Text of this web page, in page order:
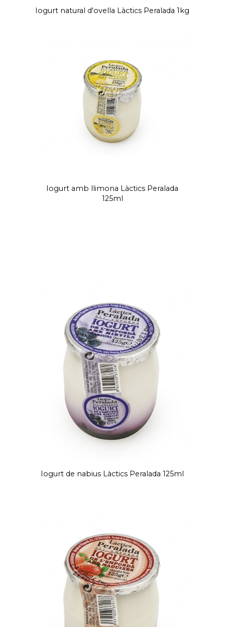
Iogurt natural d'ovella Làctics Peralada 1kg
Iogurt amb llimona Làctics Peralada
125ml
Iogurt de nabius Làctics Peralada 125ml